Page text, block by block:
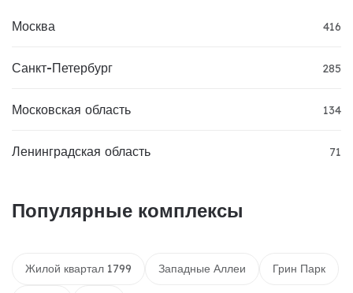
Москва 416
Санкт-Петербург 285
Московская область 134
Ленинградская область 71
Популярные комплексы
Жилой квартал 1799 Западные Аллеи Грин Парк